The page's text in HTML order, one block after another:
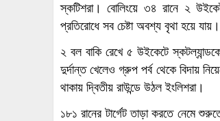
স্কটিশরা। বোলিংয়ে ৩৪ রানে ২
প্রতিরোধে সব চেষ্টা অবশ্য বৃথা হয়ে যায়।
২ বল বাকি রেখে ৫ উইকেটে
দুর্দান্ত খেলেও গ্রুপ পর্ব থেকে বিদায়
থাকায় দ্বিতীয় রাউন্ডে উঠল ইংলিশরা।
১৮১ রানের টার্গেট তাড়া করতে নেমে